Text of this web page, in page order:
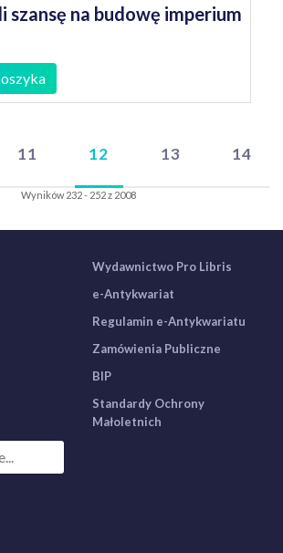
szansę na budowę imperium
11 12 13 14
Wyników 232 - 252 z 2008
Wydawnictwo Pro Libris
e-Antykwariat
Regulamin e-Antykwariatu
Zamówienia Publiczne
BIP
Standardy Ochrony
Małoletnich